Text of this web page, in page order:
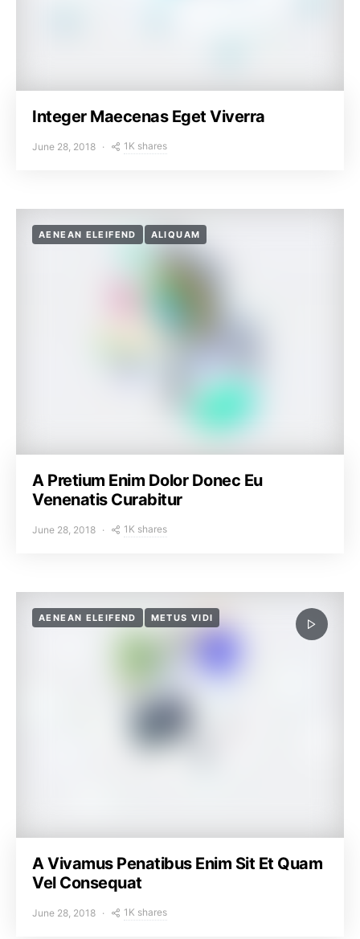
Integer Maecenas Eget Viverra
June 28, 2018 1K shares
AENEAN ELEIFEND ALIQUAM
A Pretium Enim Dolor Donec Eu
Venenatis Curabitur
June 28, 2018 1K shares
AENEAN ELEIFEND METUS VIDI
A Vivamus Penatibus Enim Sit Et Quam
Vel Consequat
June 28, 2018 1K shares